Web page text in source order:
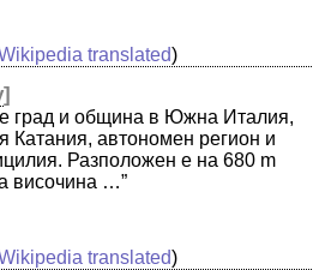
translated)
]
град и община в Южна Италия,
Катания, автономен регион и
Разположен е на 680 m
височина …”
translated)